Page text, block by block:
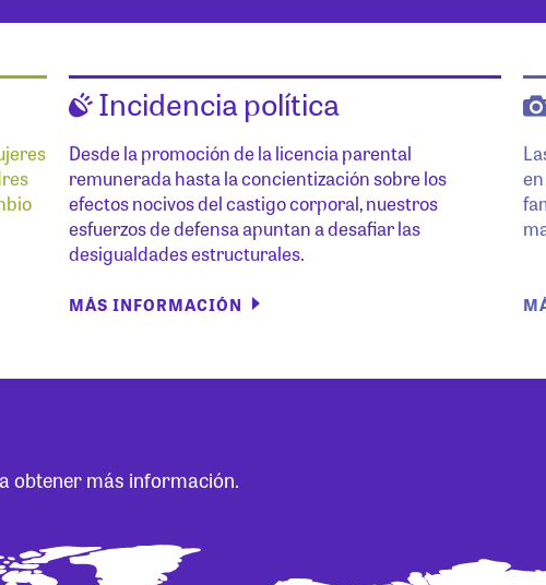
Incidencia política
Desde la promoción de la licencia parental
remunerada hasta la concientización sobre los
efectos nocivos del castigo corporal, nuestros
esfuerzos de defensa apuntan a desafiar las
desigualdades estructurales.
MÁS INFORMACIÓN
obtener más información.